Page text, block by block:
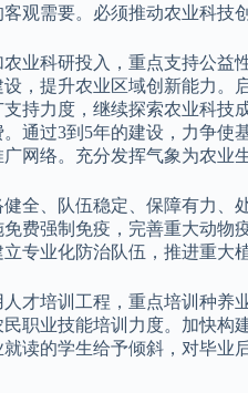
观需要。必须推动农业科
业科研投入，重点支持公
，提升农业区域创新能力
持力度，继续探索农业科
通过3到5年的建设，力争
网络。充分发挥气象为农业
全、队伍稳定、保障有力
费强制免疫，完善重大动
专业化防治队伍，推进重大
才培训工程，重点培训种
职业技能培训力度。加快
读的学生给予倾斜，对毕